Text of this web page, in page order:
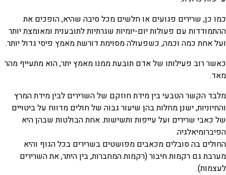
כמו כן, שרירים פגועים או חלשים מכל סיבה שהיא, הופכים את
ההתמודדות עם פעולות יום-יומיות שגרתיות לתובענית ומאומצת יותר
ועל אחת כמה וכמה, כשפעולה מסוימת דורשת מאמץ פיסי גדול יותר.
כאשר רוב פעילותו של אדם תובעת ממנו מאמץ יתר, הוא מתעייף מהר
מאד.
מלבד הקשר הטבעי בין מידת חוזקם של השרירים לבין מידת המרץ
והחיוניות, ישנן מחלות בהן שיעור גבוה של חולים מדווח על ביטויים
של כאבי שרירים ועל עייפות ותשישות. אחת הבולטות שבהן היא
הפיברומיאלגיה.
החולים בה סובלים מכאבים מפושטים בשרירים בכל הגוף והיא
מערבת גם רקמות חיבור (רקמות המחברות, בין היתר, את השרירים
לעצמות).